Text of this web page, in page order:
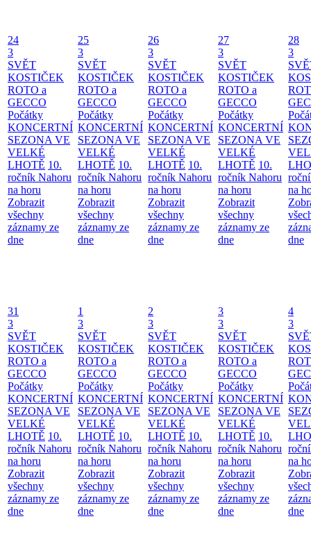
24
3
SVĚT
KOSTIČEK
ROTO a
GECCO
Počátky
KONCERTNÍ
SEZONA VE
VELKÉ
LHOTĚ 10.
ročník Nahoru
na horu
Zobrazit
všechny
záznamy ze
dne
25
3
SVĚT
KOSTIČEK
ROTO a
GECCO
Počátky
KONCERTNÍ
SEZONA VE
VELKÉ
LHOTĚ 10.
ročník Nahoru
na horu
Zobrazit
všechny
záznamy ze
dne
26
3
SVĚT
KOSTIČEK
ROTO a
GECCO
Počátky
KONCERTNÍ
SEZONA VE
VELKÉ
LHOTĚ 10.
ročník Nahoru
na horu
Zobrazit
všechny
záznamy ze
dne
27
3
SVĚT
KOSTIČEK
ROTO a
GECCO
Počátky
KONCERTNÍ
SEZONA VE
VELKÉ
LHOTĚ 10.
ročník Nahoru
na horu
Zobrazit
všechny
záznamy ze
dne
28
3
na
dne
31
3
SVĚT
KOSTIČEK
ROTO a
GECCO
Počátky
KONCERTNÍ
SEZONA VE
VELKÉ
LHOTĚ 10.
ročník Nahoru
na horu
Zobrazit
všechny
záznamy ze
dne
1
3
SVĚT
KOSTIČEK
ROTO a
GECCO
Počátky
KONCERTNÍ
SEZONA VE
VELKÉ
LHOTĚ 10.
ročník Nahoru
na horu
Zobrazit
všechny
záznamy ze
dne
2
3
SVĚT
KOSTIČEK
ROTO a
GECCO
Počátky
KONCERTNÍ
SEZONA VE
VELKÉ
LHOTĚ 10.
ročník Nahoru
na horu
Zobrazit
všechny
záznamy ze
dne
3
3
SVĚT
KOSTIČEK
ROTO a
GECCO
Počátky
KONCERTNÍ
SEZONA VE
VELKÉ
LHOTĚ 10.
ročník Nahoru
na horu
Zobrazit
všechny
záznamy ze
dne
4
3
na
dne